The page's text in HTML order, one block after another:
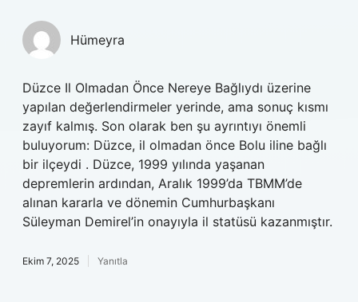
Hümeyra
Düzce Il Olmadan Önce Nereye Bağlıydı üzerine
yapılan değerlendirmeler yerinde, ama sonuç kısmı
zayıf kalmış. Son olarak ben şu ayrıntıyı önemli
buluyorum: Düzce, il olmadan önce Bolu iline bağlı
bir ilçeydi . Düzce, 1999 yılında yaşanan
depremlerin ardından, Aralık 1999’da TBMM’de
alınan kararla ve dönemin Cumhurbaşkanı
Süleyman Demirel’in onayıyla il statüsü kazanmıştır.
Ekim 7, 2025 Yanıtla